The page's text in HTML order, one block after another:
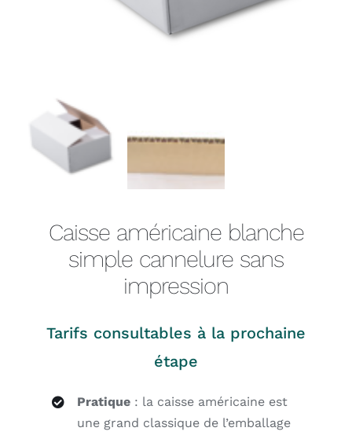
Caisse américaine blanche
simple cannelure sans
impression
Tarifs consultables à la prochaine
étape
Pratique : la caisse américaine est
une grand classique de l’emballage